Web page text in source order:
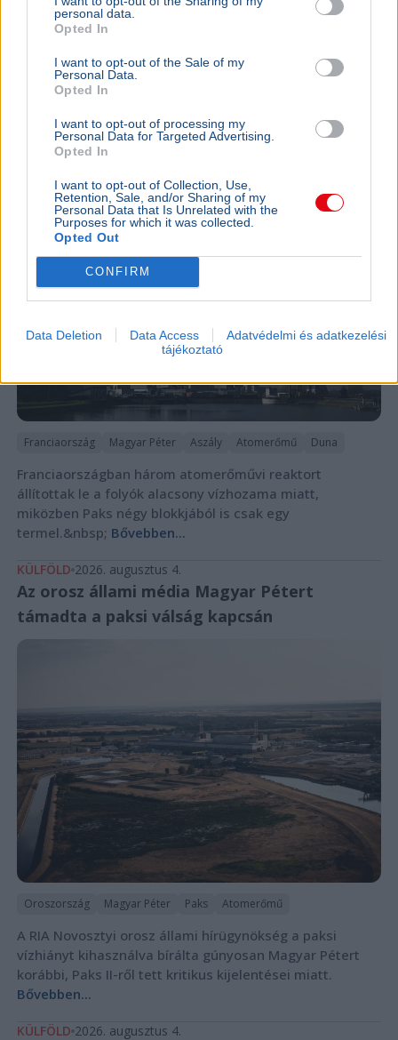
personal data.
Opted In
I want to opt-out of the Sale of my
Personal Data.
Opted In
I want to opt-out of processing my
Personal Data for Targeted Advertising.
Opted In
I want to opt-out of Collection, Use,
Retention, Sale, and/or Sharing of my
Personal Data that Is Unrelated with the
Purposes for which it was collected.
Opted Out
CONFIRM
Data Deletion Data Access
Adatvédelmi és adatkezelési
tájékoztató
Tanács feljelentést tett az ügyben.
Ajánljuk még
Franciaországban is három reaktort
állítottak le a hőség miatt
Franciaország Magyar Péter Aszály Atomerőmű Duna
Franciaországban három atomerőművi reaktort
állítottak le a folyók alacsony vízhozama miatt,
miközben Paks négy blokkjából is csak egy
termel.&nbsp; Bővebben...
KÜLFÖLD 2026. augusztus 4.
Az orosz állami média Magyar Pétert
támadta a paksi válság kapcsán
Oroszország Magyar Péter Paks Atomerőmű
A RIA Novosztyi orosz állami hírügynökség a paksi
vízhiányt kihasználva bírálta gúnyosan Magyar Pétert
korábbi, Paks II-ről tett kritikus kijelentései miatt.
Bővebben...
KÜLFÖLD 2026. augusztus 4.